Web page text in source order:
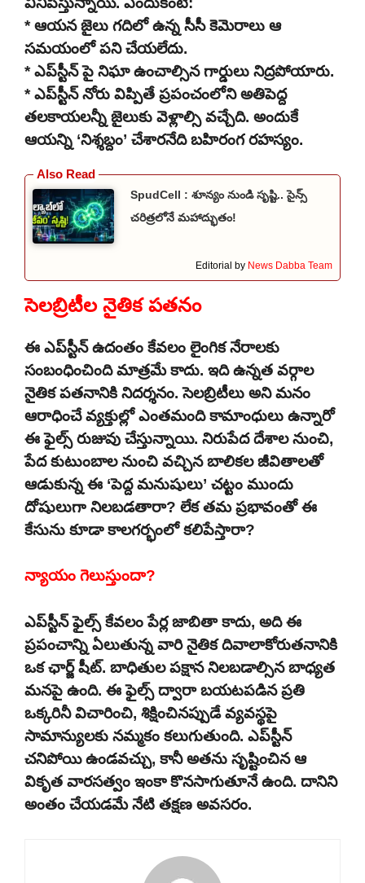
* ఆయన జైలు గదిలో ఉన్న సీసీ కెమెరాలు ఆ
సమయంలో పని చేయలేదు.
* ఎప్‌స్టీన్ పై నిఘా ఉంచాల్సిన గార్డులు నిద్రపోయారు.
* ఎప్‌స్టీన్ నోరు విప్పితే ప్రపంచంలోని అతిపెద్ద
తలకాయలన్నీ జైలుకు వెళ్లాల్సి వచ్చేది. అందుకే
ఆయన్ని ‘నిశ్శబ్దం’ చేశారనేది బహిరంగ రహస్యం.
SpudCell : శూన్యం నుండి సృష్టి.. సైన్స్
చరిత్రలోనే మహాద్భుతం!
Editorial by News Dabba Team
సెలబ్రిటీల నైతిక పతనం
ఈ ఎప్‌స్టీన్ ఉదంతం కేవలం లైంగిక నేరాలకు
సంబంధించింది మాత్రమే కాదు. ఇది ఉన్నత వర్గాల
నైతిక పతనానికి నిదర్శనం. సెలబ్రిటీలు అని మనం
ఆరాధించే వ్యక్తుల్లో ఎంతమంది కామాంధులు ఉన్నారో
ఈ ఫైల్స్ రుజువు చేస్తున్నాయి. నిరుపేద దేశాల నుంచి,
పేద కుటుంబాల నుంచి వచ్చిన బాలికల జీవితాలతో
ఆడుకున్న ఈ ‘పెద్ద మనుషులు’ చట్టం ముందు
దోషులుగా నిలబడతారా? లేక తమ ప్రభావంతో ఈ
కేసును కూడా కాలగర్భంలో కలిపేస్తారా?
న్యాయం గెలుస్తుందా?
ఎప్‌స్టీన్ ఫైల్స్ కేవలం పేర్ల జాబితా కాదు, అది ఈ
ప్రపంచాన్ని ఏలుతున్న వారి నైతిక దివాలాకోరుతనానికి
ఒక ఛార్జ్ షీట్. బాధితుల పక్షాన నిలబడాల్సిన బాధ్యత
మనపై ఉంది. ఈ ఫైల్స్ ద్వారా బయటపడిన ప్రతి
ఒక్కరినీ విచారించి, శిక్షించినప్పుడే వ్యవస్థపై
సామాన్యులకు నమ్మకం కలుగుతుంది. ఎప్‌స్టీన్
చనిపోయి ఉండవచ్చు, కానీ అతను సృష్టించిన ఆ
వికృత వారసత్వం ఇంకా కొనసాగుతూనే ఉంది. దానిని
అంతం చేయడమే నేటి తక్షణ అవసరం.